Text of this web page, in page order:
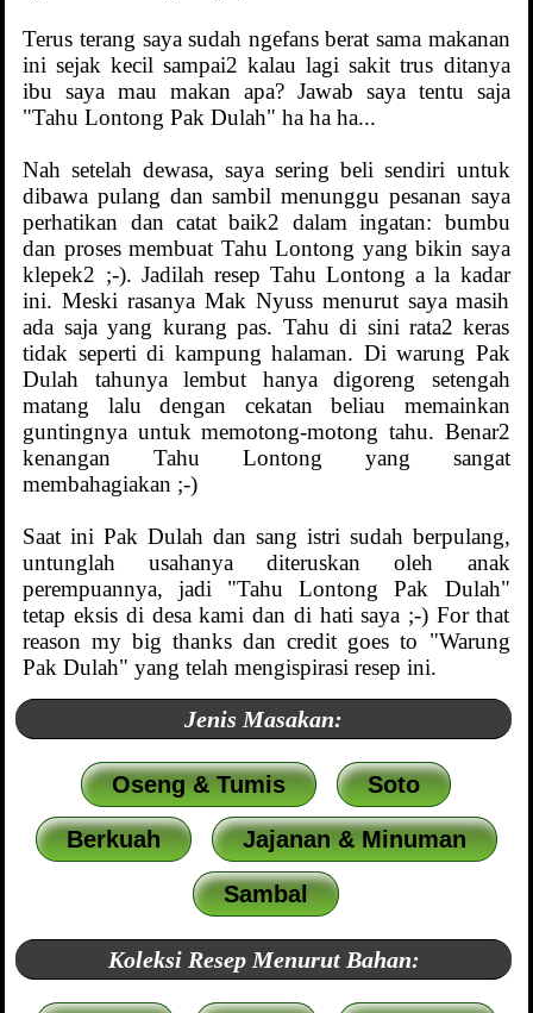
Terus terang saya sudah ngefans berat sama makanan
ini sejak kecil sampai2 kalau lagi sakit trus ditanya
ibu saya mau makan apa? Jawab saya tentu saja
"Tahu Lontong Pak Dulah" ha ha ha...
Nah setelah dewasa, saya sering beli sendiri untuk
dibawa pulang dan sambil menunggu pesanan saya
perhatikan dan catat baik2 dalam ingatan: bumbu
dan proses membuat Tahu Lontong yang bikin saya
klepek2 ;-). Jadilah resep Tahu Lontong a la kadar
ini. Meski rasanya Mak Nyuss menurut saya masih
ada saja yang kurang pas. Tahu di sini rata2 keras
tidak seperti di kampung halaman. Di warung Pak
Dulah tahunya lembut hanya digoreng setengah
matang lalu dengan cekatan beliau memainkan
guntingnya untuk memotong-motong tahu. Benar2
kenangan Tahu Lontong yang sangat
membahagiakan ;-)
Saat ini Pak Dulah dan sang istri sudah berpulang,
untunglah usahanya diteruskan oleh anak
perempuannya, jadi "Tahu Lontong Pak Dulah"
tetap eksis di desa kami dan di hati saya ;-) For that
reason my big thanks dan credit goes to "Warung
Pak Dulah" yang telah mengispirasi resep ini.
Jenis Masakan:
Oseng & Tumis Soto
Berkuah Jajanan & Minuman
Sambal
Koleksi Resep Menurut Bahan: